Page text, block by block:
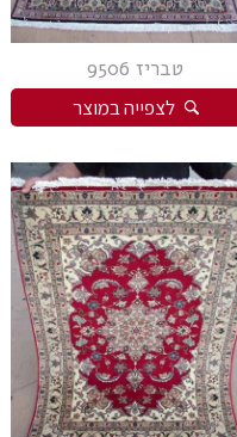
טבריז 9506
לצפייה במוצר